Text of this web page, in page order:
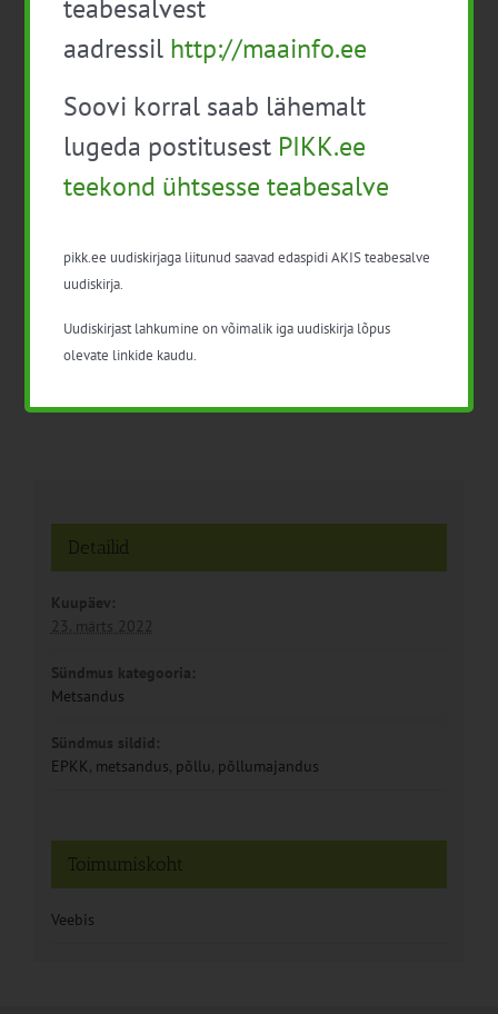
Facebook LinkedInEmail
Taimekaitse aluskoolitus
professionaalsele
Ettevõtte külastus
Detailid
Kuupäev:
23. märts 2022
Sündmus kategooria:
Metsandus
Sündmus sildid:
EPKK, metsandus, põllu, põllumajandus
Toimumiskoht
Veebis
teabesalvest
aadressil http://maainfo.ee
Soovi korral saab lähemalt
lugeda postitusest PIKK.ee
teekond ühtsesse teabesalve
pikk.ee uudiskirjaga liitunud saavad edaspidi AKIS teabesalve
uudiskirja.
Uudiskirjast lahkumine on võimalik iga uudiskirja lõpus
olevate linkide kaudu.